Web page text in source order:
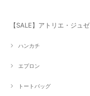
【SALE】アトリエ・ジュゼ
ハンカチ
エプロン
トートバッグ